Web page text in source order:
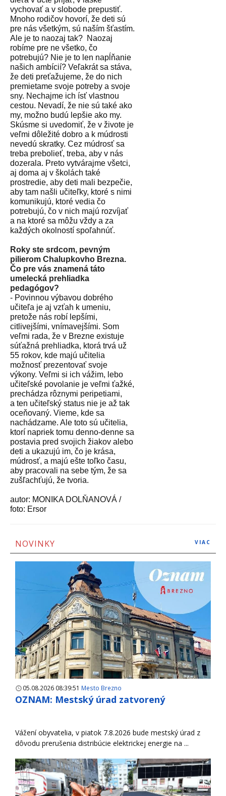
vychovať a v slobode prepustiť.
Mnoho rodičov hovorí, že deti sú
pre nás všetkým, sú naším šťastím.
Ale je to naozaj tak? Naozaj
robíme pre ne všetko, čo
potrebujú? Nie je to len napĺňanie
našich ambícií? Veľakrát sa stáva,
že deti preťažujeme, že do nich
premietame svoje potreby a svoje
sny. Nechajme ich ísť vlastnou
cestou. Nevadí, že nie sú také ako
my, možno budú lepšie ako my.
Skúsme si uvedomiť, že v živote je
veľmi dôležité dobro a k múdrosti
nevedú skratky. Cez múdrosť sa
treba prebolieť, treba, aby v nás
dozerala. Preto vytvárajme všetci,
aj doma aj v školách také
prostredie, aby deti mali bezpečie,
aby tam našli učiteľky, ktoré s nimi
komunikujú, ktoré vedia čo
potrebujú, čo v nich majú rozvíjať
a na ktoré sa môžu vždy a za
každých okolností spoľahnúť.
Roky ste srdcom, pevným
pilierom Chalupkovho Brezna.
Čo pre vás znamená táto
umelecká prehliadka
pedagógov?
- Povinnou výbavou dobrého
učiteľa je aj vzťah k umeniu,
pretože nás robí lepšími,
citlivejšími, vnímavejšími. Som
veľmi rada, že v Brezne existuje
súťažná prehliadka, ktorá trvá už
55 rokov, kde majú učitelia
možnosť prezentovať svoje
výkony. Veľmi si ich vážim, lebo
učiteľské povolanie je veľmi ťažké,
prechádza rôznymi peripetiami,
a ten učiteľský status nie je až tak
oceňovaný. Vieme, kde sa
nachádzame. Ale toto sú učitelia,
ktorí napriek tomu denno-denne sa
postavia pred svojich žiakov alebo
deti a ukazujú im, čo je krása,
múdrosť, a majú ešte toľko času,
aby pracovali na sebe tým, že sa
zušľachťujú, že tvoria.
autor: MONIKA DOLŇANOVÁ /
foto: Ersor
NOVINKY VIAC
05.08.2026 08:39:51 Mesto Brezno
OZNAM: Mestský úrad zatvorený
Vážení obyvatelia, v piatok 7.8.2026 bude mestský úrad z
dôvodu prerušenia distribúcie elektrickej energie na ...